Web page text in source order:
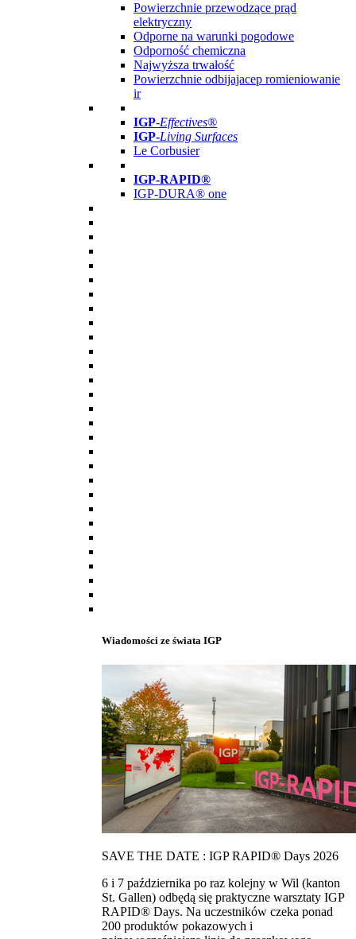
Powierzchnie przewodzące prąd
elektryczny
Odporne na warunki pogodowe
Odporność chemiczna
Najwyższa trwałość
Powierzchnie odbijajacep romieniowanie
ir
IGP-Effectives®
IGP-Living Surfaces
Le Corbusier
IGP-RAPID®
IGP-DURA® one
Wiadomości ze świata IGP
SAVE THE DATE : IGP RAPID® Days 2026
6 i 7 października po raz kolejny w Wil (kanton
St. Gallen) odbędą się praktyczne warsztaty IGP
RAPID® Days. Na uczestników czeka ponad
200 produktów pokazowych i